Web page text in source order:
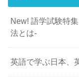
New! 語学試験特
法とは-
英語で学ぶ日本、